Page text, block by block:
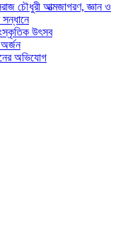
চৌধুরী আত্মজাগরণ, জ্ঞান ও
সন্ধানে
উৎসব
অর্জন
অভিযোগ